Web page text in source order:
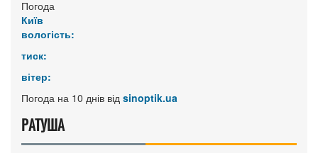
Погода
Київ
вологість:
тиск:
вітер:
Погода на 10 днів від sinoptik.ua
РАТУША